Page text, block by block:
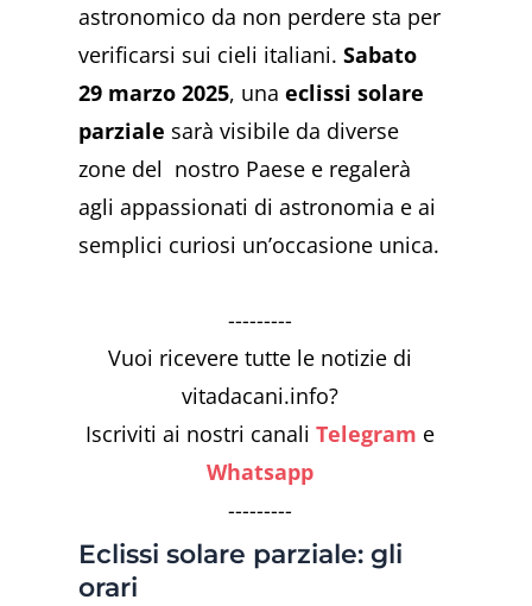
astronomico da non perdere sta per
verificarsi sui cieli italiani.Sabato
29 marzo 2025, unaeclissi solare
parziale sarà visibile da diverse
zone del nostro Paese e regalerà
agli appassionati di astronomia e ai
semplici curiosi un’occasione unica.
---------
Vuoi ricevere tutte le notizie di
vitadacani.info?
Iscriviti ai nostri canaliTelegram e
Whatsapp
---------
Eclissi solare parziale: gli
orari